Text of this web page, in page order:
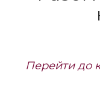
Перейти до